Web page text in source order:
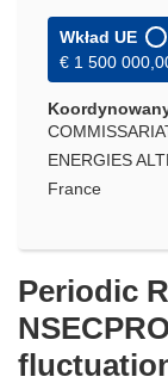
Wkład UE
€ 1 500
ENERGIES
France
Periodic